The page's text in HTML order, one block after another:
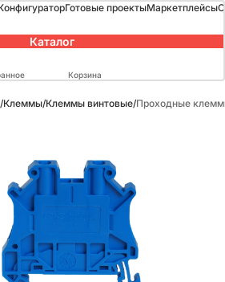
Готовые проектыМаркетплейсы
Каталог
Корзина
/Клеммы/Клеммы винтовые/Проходные